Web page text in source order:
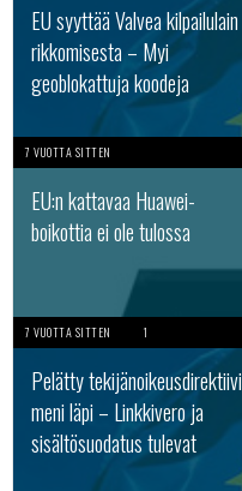
EU syyttää Valvea kilpailulain
rikkomisesta – Myi
geoblokattuja koodeja
7 VUOTTA SITTEN
EU:n kattavaa Huawei-
boikottia ei ole tulossa
7 VUOTTA SITTEN 1
Pelätty tekijänoikeusdirektiivi
meni läpi – Linkkivero ja
sisältösuodatus tulevat